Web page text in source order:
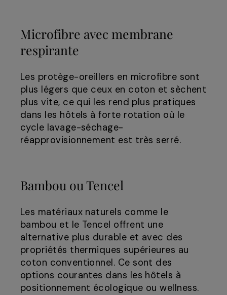
Microfibre avec membrane
respirante
Les protège-oreillers en microfibre sont
plus légers que ceux en coton et sèchent
plus vite, ce qui les rend plus pratiques
dans les hôtels à forte rotation où le
cycle lavage-séchage-
réapprovisionnement est très serré.
Bambou ou Tencel
Les matériaux naturels comme le
bambou et le Tencel offrent une
alternative plus durable et avec des
propriétés thermiques supérieures au
coton conventionnel. Ce sont des
options courantes dans les hôtels à
positionnement écologique ou wellness.